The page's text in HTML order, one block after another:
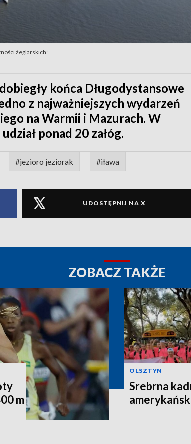
żeglarskich”
końca Długodystansowe
z najważniejszych wydarzeń
na Warmii i Mazurach. W
ponad 20 załóg.
#jezioro jeziorak #iława
UDOSTĘPNIJ NA X
ZOBACZ TAKŻE
m
OLSZTYN
Srebrna